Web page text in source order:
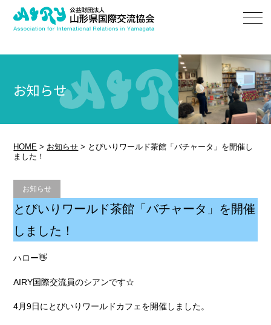
お知らせ
HOME > お知らせ > とびいりワールド茶館「バチャータ」を開催し
ました！
お知らせ
とびいりワールド茶館「バチャータ」を開催
しました！
ハロー👋
AIRY国際交流員のシアンです☆
4月9日にとびいりワールドカフェを開催しました。